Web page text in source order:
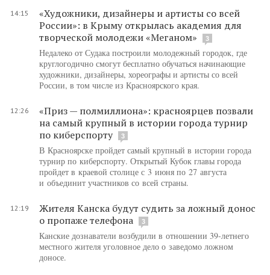
14:15
«Художники, дизайнеры и артисты со всей
России»: в Крыму открылась академия для
творческой молодежи «Меганом»
3
Недалеко от Судака построили молодежный городок, где
круглогодично смогут бесплатно обучаться начинающие
художники, дизайнеры, хореографы и артисты со всей
России, в том числе из Красноярского края.
12:26
«Приз — полмиллиона»: красноярцев позвали
на самый крупный в истории города турнир
по киберспорту
3
В Красноярске пройдет самый крупный в истории города
турнир по киберспорту. Открытый Кубок главы города
пройдет в краевой столице с 3 июня по 27 августа
и объединит участников со всей страны.
12:19
Жителя Канска будут судить за ложный донос
о пропаже телефона
3
Канские дознаватели возбудили в отношении 39-летнего
местного жителя уголовное дело о заведомо ложном
доносе.